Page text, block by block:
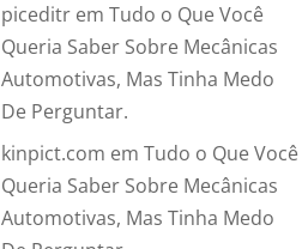
piceditr emTudo o Que Você
Queria Saber Sobre Mecânicas
Automotivas, Mas Tinha Medo
De Perguntar.
kinpict.com emTudo o Que Você
Queria Saber Sobre Mecânicas
Automotivas, Mas Tinha Medo